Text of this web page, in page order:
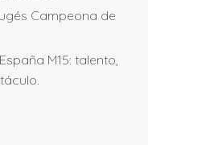
Campeona de
M15: talento,